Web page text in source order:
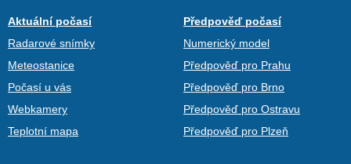
Aktuální počasí
Radarové snímky
Meteostanice
Počasí u vás
Webkamery
Teplotní mapa
Předpověď počasí
Numerický model
Předpověď pro Prahu
Předpověď pro Brno
Předpověď pro Ostravu
Předpověď pro Plzeň